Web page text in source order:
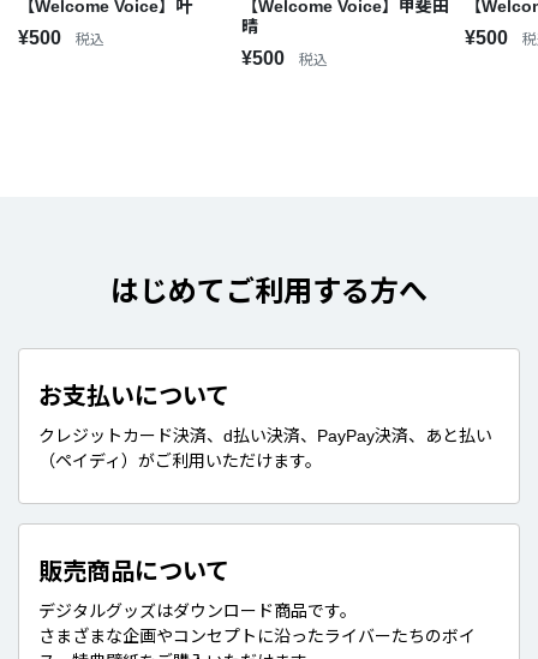
【Welcome Voice】叶
¥500 税込
【Welcome Voice】甲斐田
晴
¥500 税込
【
¥500
はじめてご利用する方へ
お支払いについて
クレジットカード決済、d払い決済、PayPay決済、あと払い
（ペイディ）がご利用いただけます。
販売商品について
デジタルグッズはダウンロード商品です。
さまざまな企画やコンセプトに沿ったライバーたちのボイ